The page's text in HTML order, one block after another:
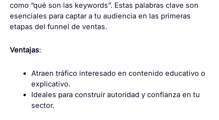
como “qué son las keywords”. Estas palabras clave son
esenciales para captar a tu audiencia en las primeras
etapas del funnel de ventas.
Ventajas:
Atraen tráfico interesado en contenido educativo o
explicativo.
Ideales para construir autoridad y confianza en tu
sector.